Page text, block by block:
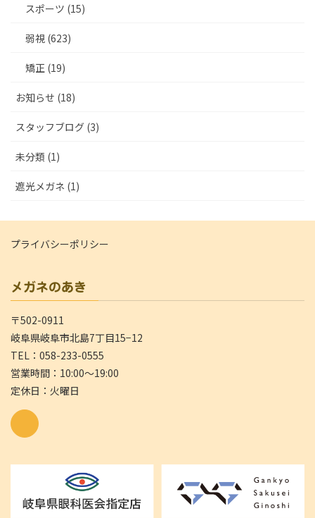
スポーツ (15)
弱視 (623)
矯正 (19)
お知らせ (18)
スタッフブログ (3)
未分類 (1)
遮光メガネ (1)
プライバシーポリシー
メガネのあき
〒502-0911
岐阜県岐阜市北島7丁目15−12
TEL：058-233-0555
営業時間：10:00～19:00
定休日：火曜日